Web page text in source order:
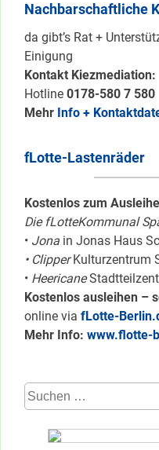
Nachbarschaftliche
da gibt’s Rat +
Einigung
Kontakt Kiezmediation:
Hotline 0178-580 7 580
Mehr Info +
fLotte-Lastenräder
Kostenlos zum
Die fLotteKommunal
• Jona in Jonas Haus
• ClipperKulturzentrum
• Heericane
Kostenlos ausleihen –
online via fLotte-
Mehr Info: www.flotte-
Suchen
nach: